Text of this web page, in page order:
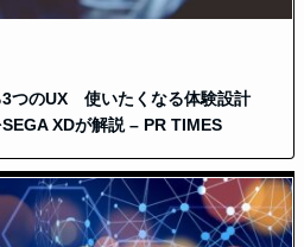
3つのUX 使いたくなる体験設計
XDが解説 – PR TIMES